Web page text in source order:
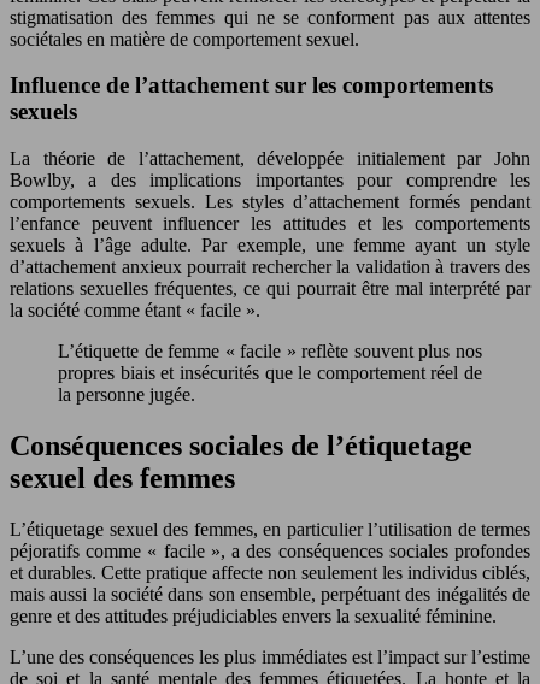
stigmatisation des femmes qui ne se conforment pas aux attentes
sociétales en matière de comportement sexuel.
Influence de l’attachement sur les comportements
sexuels
La théorie de l’attachement, développée initialement par John
Bowlby, a des implications importantes pour comprendre les
comportements sexuels. Les styles d’attachement formés pendant
l’enfance peuvent influencer les attitudes et les comportements
sexuels à l’âge adulte. Par exemple, une femme ayant un style
d’attachement anxieux pourrait rechercher la validation à travers des
relations sexuelles fréquentes, ce qui pourrait être mal interprété par
la société comme étant « facile ».
L’étiquette de femme « facile » reflète souvent plus nos
propres biais et insécurités que le comportement réel de
la personne jugée.
Conséquences sociales de l’étiquetage
sexuel des femmes
L’étiquetage sexuel des femmes, en particulier l’utilisation de termes
péjoratifs comme « facile », a des conséquences sociales profondes
et durables. Cette pratique affecte non seulement les individus ciblés,
mais aussi la société dans son ensemble, perpétuant des inégalités de
genre et des attitudes préjudiciables envers la sexualité féminine.
L’une des conséquences les plus immédiates est l’impact sur l’estime
de soi et la santé mentale des femmes étiquetées. La honte et la